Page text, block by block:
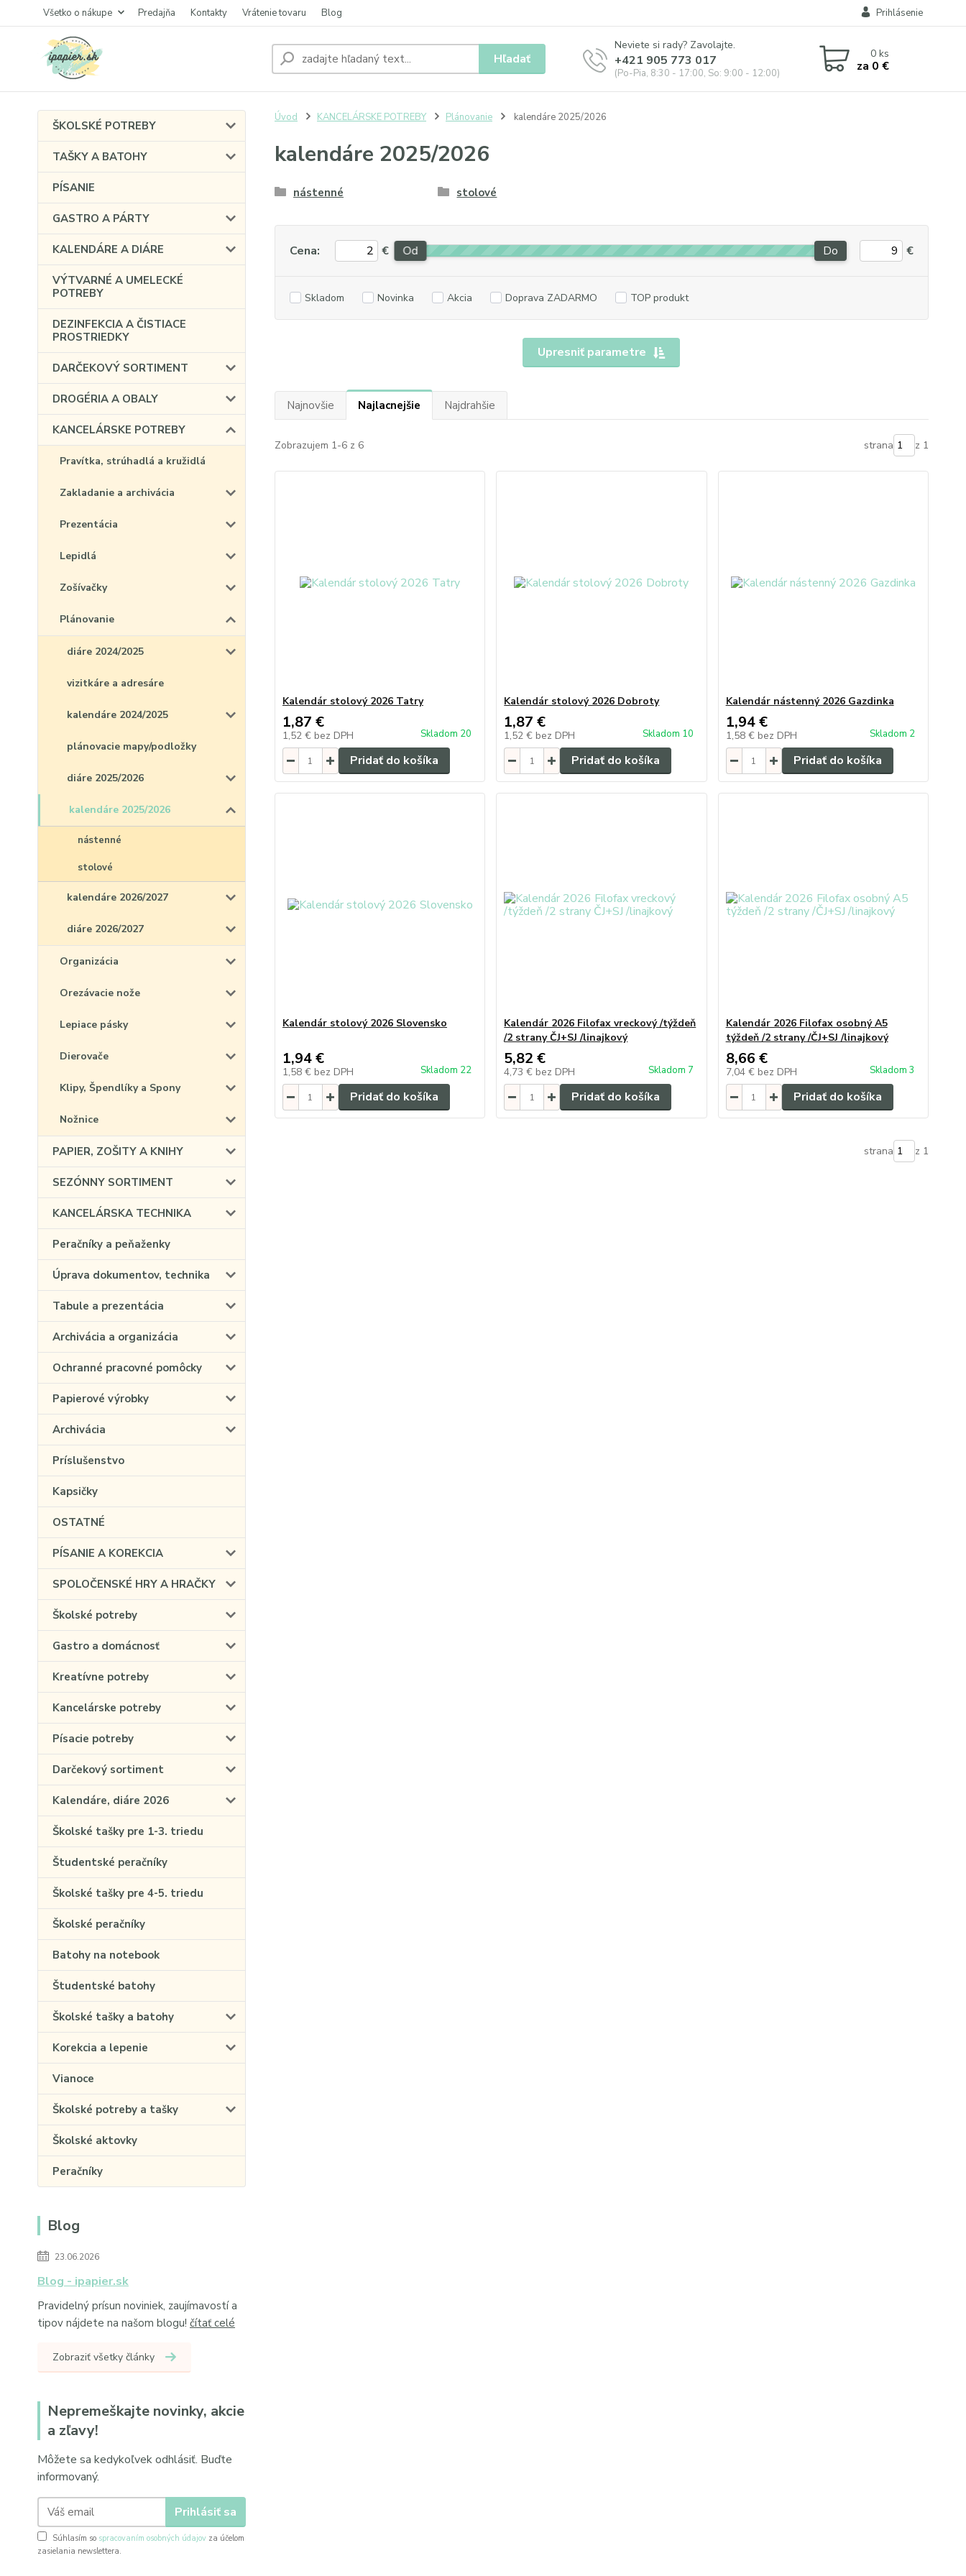
Všetko o nákupe Predajňa Kontakty Vrátenie tovaru Blog Prihlásenie
Hľadať
Neviete si rady? Zavolajte.
+421 905 773 017
(Po-Pia, 8:30 - 17:00, So: 9:00 - 12:00)
0ks
za 0 €
ŠKOLSKÉ POTREBY
TAŠKY A BATOHY
PÍSANIE
GASTRO A PÁRTY
KALENDÁRE A DIÁRE
VÝTVARNÉ A UMELECKÉ
POTREBY
DEZINFEKCIA A ČISTIACE
PROSTRIEDKY
DARČEKOVÝ SORTIMENT
DROGÉRIA A OBALY
KANCELÁRSKE POTREBY
Pravítka, strúhadlá a kružidlá
Zakladanie a archivácia
Prezentácia
Lepidlá
Zošívačky
Plánovanie
diáre 2024/2025
vizitkáre a adresáre
kalendáre 2024/2025
plánovacie mapy/podložky
diáre 2025/2026
kalendáre 2025/2026
nástenné
stolové
kalendáre 2026/2027
diáre 2026/2027
Organizácia
Orezávacie nože
Lepiace pásky
Dierovače
Klipy, Špendlíky a Spony
Nožnice
PAPIER, ZOŠITY A KNIHY
SEZÓNNY SORTIMENT
KANCELÁRSKA TECHNIKA
Peračníky a peňaženky
Úprava dokumentov, technika
Tabule a prezentácia
Archivácia a organizácia
Ochranné pracovné pomôcky
Papierové výrobky
Archivácia
Príslušenstvo
Kapsičky
OSTATNÉ
PÍSANIE A KOREKCIA
SPOLOČENSKÉ HRY A HRAČKY
Školské potreby
Gastro a domácnosť
Kreatívne potreby
Kancelárske potreby
Písacie potreby
Darčekový sortiment
Kalendáre, diáre 2026
Školské tašky pre 1-3. triedu
Študentské peračníky
Školské tašky pre 4-5. triedu
Školské peračníky
Batohy na notebook
Študentské batohy
Školské tašky a batohy
Korekcia a lepenie
Vianoce
Školské potreby a tašky
Školské aktovky
Peračníky
Blog
23.06.2026
Blog - ipapier.sk
Pravidelný prísun noviniek, zaujímavostí a
tipov nájdete na našom blogu! čítať celé
Zobraziť všetky články
Nepremeškajte novinky, akcie
a zľavy!
Môžete sa kedykoľvek odhlásiť. Buďte
informovaný.
Prihlásiť sa
Súhlasím so spracovaním osobných údajov za účelom
zasielania newslettera.
Úvod KANCELÁRSKE POTREBY Plánovanie kalendáre 2025/2026
kalendáre 2025/2026
nástenné stolové
Upresniť parametre
Cena: € Od Do €
Skladom Novinka Akcia Doprava ZADARMO TOP produkt
Najnovšie Najlacnejšie Najdrahšie
Zobrazujem 1-6 z 6 strana z 1
Kalendár stolový 2026 Tatry
1,87 €
1,52 € bez DPH Skladom 20
Pridať do košíka
Kalendár stolový 2026 Dobroty
1,87 €
1,52 € bez DPH Skladom 10
Pridať do košíka
Kalendár nástenný 2026 Gazdinka
1,94 €
1,58 € bez DPH Skladom 2
Pridať do košíka
Kalendár stolový 2026 Slovensko
1,94 €
1,58 € bez DPH Skladom 22
Pridať do košíka
Kalendár 2026 Filofax vreckový /týždeň
/2 strany ČJ+SJ /linajkový
5,82 €
4,73 € bez DPH Skladom 7
Pridať do košíka
Kalendár 2026 Filofax osobný A5
týždeň /2 strany /ČJ+SJ /linajkový
8,66 €
7,04 € bez DPH Skladom 3
Pridať do košíka
strana z 1